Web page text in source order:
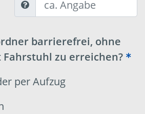
barrierefrei, ohne
zu erreichen?
per Aufzug